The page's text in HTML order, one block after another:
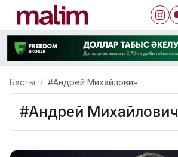
Басты #Андрей Михайлович
#Андрей Михайлович